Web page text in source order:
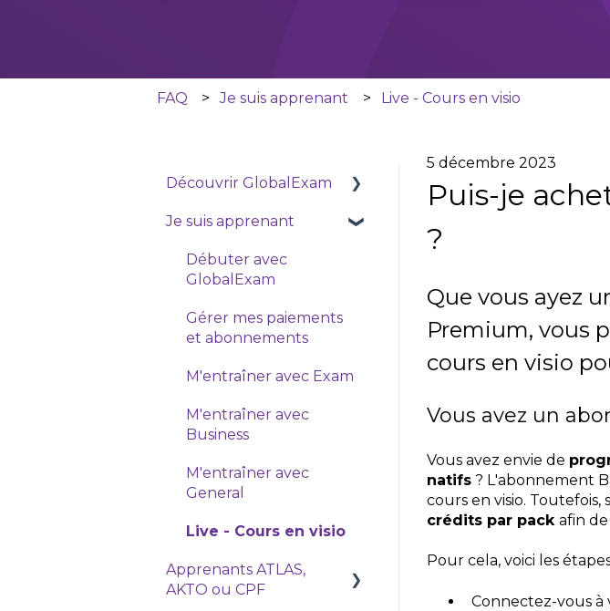
FAQ Je suis apprenant Live - Cours en visio
5 décembre 2023
Puis-je
?
Que vous ayez
Premium, vous
cours en visio
Vous avez un
Vous avez envie de
natifs? L'abonnement
cours en visio.
crédits par pack afin
Pour cela, voici les
Connectez-vous à
Découvrir GlobalExam
Qui sommes nous ?
Découvrir Exam
Découvrir Business
Découvrir Live, nos
Je suis apprenant
Débuter avec
GlobalExam
Gérer mes paiements
et abonnements
M'entraîner avec Exam
M'entraîner avec
Business
M'entraîner avec
General
Live - Cours en visio
Apprenants ATLAS,
AKTO ou CPF